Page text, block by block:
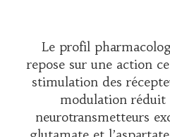
Le profil
repose sur une action
stimulation des
modulation réduit
neurotransmetteurs